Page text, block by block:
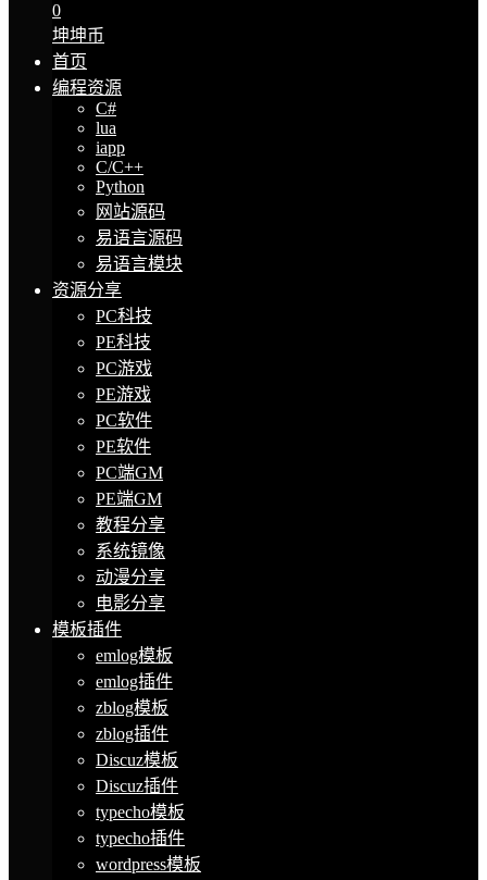
0
坤坤币
首页
编程资源
C#
lua
iapp
C/C++
Python
网站源码
易语言源码
易语言模块
资源分享
PC科技
PE科技
PC游戏
PE游戏
PC软件
PE软件
PC端GM
PE端GM
教程分享
系统镜像
动漫分享
电影分享
模板插件
emlog模板
emlog插件
zblog模板
zblog插件
Discuz模板
Discuz插件
typecho模板
typecho插件
wordpress模板